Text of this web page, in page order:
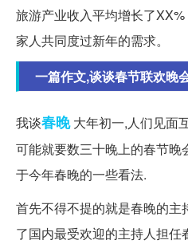
旅游产业收入平均增长了
家人共同度过新年的需求。
一篇作文,谈谈春节联欢晚
我谈春晚大年初一,人们见面
可能就要数三十晚上的春节
于今年春晚的一些看法.
首先不得不提的就是春晚的主
了国内最受欢迎的主持人担